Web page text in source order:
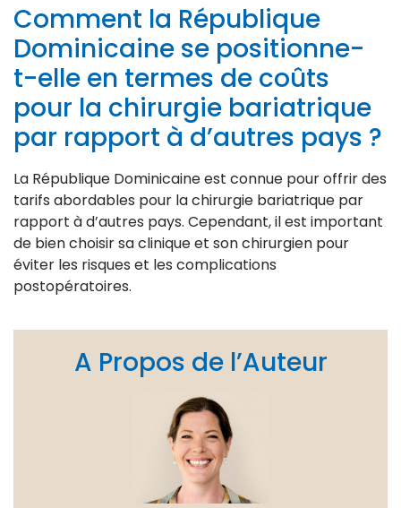
Comment la République
Dominicaine se positionne-
t-elle en termes de coûts
pour la chirurgie bariatrique
par rapport à d’autres pays ?
La République Dominicaine est connue pour offrir des
tarifs abordables pour la chirurgie bariatrique par
rapport à d’autres pays. Cependant, il est important
de bien choisir sa clinique et son chirurgien pour
éviter les risques et les complications
postopératoires.
A Propos de l’Auteur